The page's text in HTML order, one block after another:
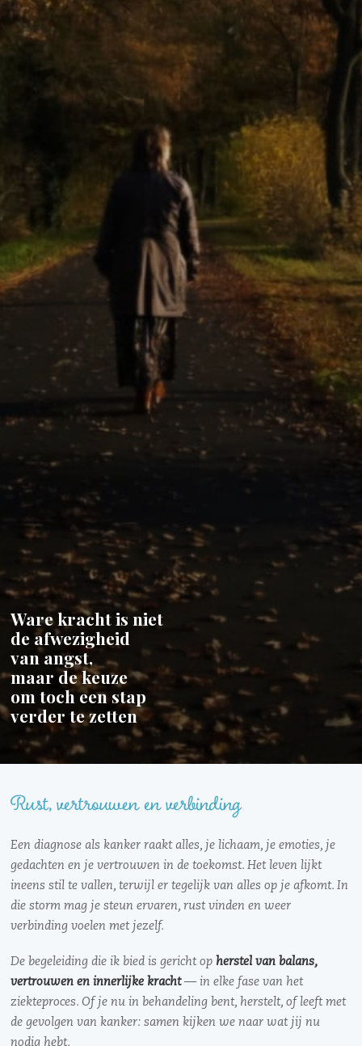
Ware kracht is niet
de afwezigheid
van angst,
maar de keuze
om toch een stap
verder te zetten
Rust, vertrouwen en verbinding
Een diagnose als kanker raakt alles, je lichaam, je emoties, je
gedachten en je vertrouwen in de toekomst. Het leven lijkt
ineens stil te vallen, terwijl er tegelijk van alles op je afkomt. In
die storm mag je steun ervaren, rust vinden en weer
verbinding voelen met jezelf.
De begeleiding die ik bied is gericht op herstel van balans,
vertrouwen en innerlijke kracht— in elke fase van het
ziekteproces. Of je nu in behandeling bent, herstelt, of leeft met
de gevolgen van kanker: samen kijken we naar wat jij nu
nodig hebt.